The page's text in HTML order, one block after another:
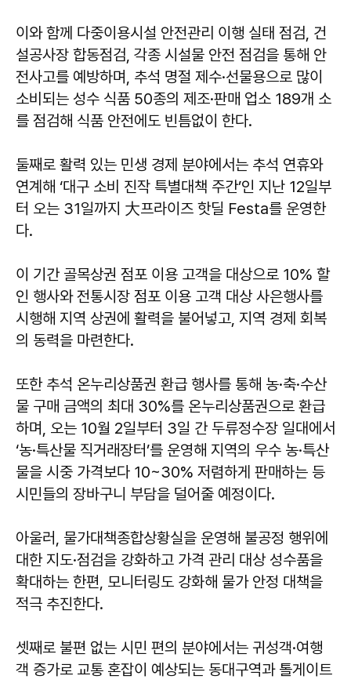
이와 함께 다중이용시설 안전관리 이행 실태 점검, 건
설공사장 합동점검, 각종 시설물 안전 점검을 통해 안
전사고를 예방하며, 추석 명절 제수·선물용으로 많이
소비되는 성수 식품 50종의 제조·판매 업소 189개 소
를 점검해 식품 안전에도 빈틈없이 한다.
둘째로 활력 있는 민생 경제 분야에서는 추석 연휴와
연계해 ‘대구 소비 진작 특별대책 주간’인 지난 12일부
터 오는 31일까지 大프라이즈 핫딜 Festa를 운영한
다.
이 기간 골목상권 점포 이용 고객을 대상으로 10% 할
인 행사와 전통시장 점포 이용 고객 대상 사은행사를
시행해 지역 상권에 활력을 불어넣고, 지역 경제 회복
의 동력을 마련한다.
또한 추석 온누리상품권 환급 행사를 통해 농·축·수산
물 구매 금액의 최대 30%를 온누리상품권으로 환급
하며, 오는 10월 2일부터 3일 간 두류정수장 일대에서
‘농·특산물 직거래장터’를 운영해 지역의 우수 농·특산
물을 시중 가격보다 10~30% 저렴하게 판매하는 등
시민들의 장바구니 부담을 덜어줄 예정이다.
아울러, 물가대책종합상황실을 운영해 불공정 행위에
대한 지도·점검을 강화하고 가격 관리 대상 성수품을
확대하는 한편, 모니터링도 강화해 물가 안정 대책을
적극 추진한다.
셋째로 불편 없는 시민 편의 분야에서는 귀성객·여행
객 증가로 교통 혼잡이 예상되는 동대구역과 톨게이트